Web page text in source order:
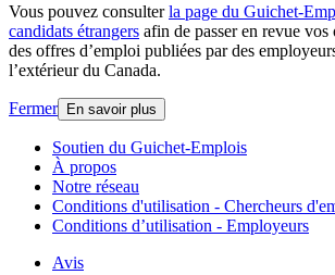
Vous pouvez consulterla page du Guichet-
candidats étrangers afin de passer en revue
des offres d’emploi publiées par des
l’extérieur du Canada.
Fermer En savoir plus
Liens
connexes
Soutien du Guichet-Emplois
À propos
Notre réseau
Conditions d'utilisation - Chercheurs
Conditions d’utilisation - Employeurs
Organisation
Avis